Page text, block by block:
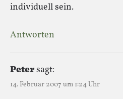
individuell sein.
Antworten
Petersagt:
14. Februar 2007 um 1:24 Uhr